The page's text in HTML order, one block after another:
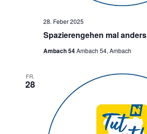
Spazierengehen mal anders
28. Feber 2025
Ambach 54Ambach 54, Ambach
FR.
28